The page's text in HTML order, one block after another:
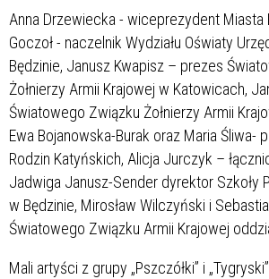
Anna Drzewiecka - wiceprezydent Miasta
Goczoł - naczelnik Wydziału Oświaty
Będzinie, Janusz Kwapisz – prezes
Żołnierzy Armii Krajowej w Katowicach,
Światowego Związku Żołnierzy Armii
Ewa Bojanowska-Burak oraz Maria Śliwa-
Rodzin Katyńskich, Alicja Jurczyk –
Jadwiga Janusz-Sender dyrektor Szkoły
w Będzinie, Mirosław Wilczyński i
Światowego Związku Armii Krajowej
Mali artyści z grupy „Pszczółki” i